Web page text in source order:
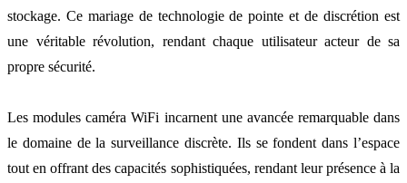
stockage. Ce mariage de technologie de pointe et de discrétion est
une véritable révolution, rendant chaque utilisateur acteur de sa
propre sécurité.
Les modules caméra WiFi incarnent une avancée remarquable dans
le domaine de la surveillance discrète. Ils se fondent dans l’espace
tout en offrant des capacités sophistiquées, rendant leur présence à la